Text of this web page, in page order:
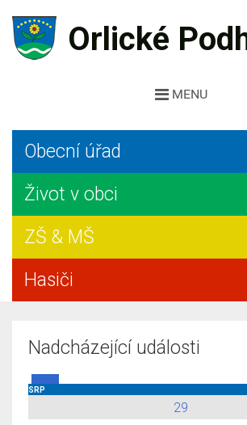
Orlické
MENU
Obecní úřad
Život v obci
ZŠ & MŠ
Hasiči
Nadcházející události
SRP
29